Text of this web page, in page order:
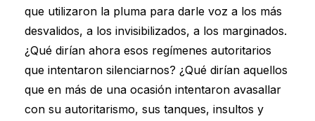
que utilizaron la pluma para darle voz a los más
desvalidos, a los invisibilizados, a los marginados.
¿Qué dirían ahora esos regímenes autoritarios
que intentaron silenciarnos? ¿Qué dirían aquellos
que en más de una ocasión intentaron avasallar
con su autoritarismo, sus tanques, insultos y